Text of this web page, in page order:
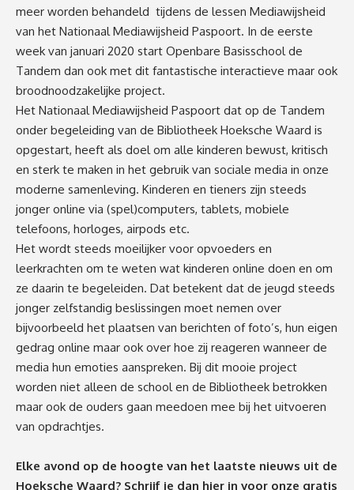
meer worden behandeld tijdens de lessen Mediawijsheid
van het Nationaal Mediawijsheid Paspoort. In de eerste
week van januari 2020 start Openbare Basisschool de
Tandem dan ook met dit fantastische interactieve maar ook
broodnoodzakelijke project.
Het Nationaal Mediawijsheid Paspoort dat op de Tandem
onder begeleiding van de Bibliotheek Hoeksche Waard is
opgestart, heeft als doel om alle kinderen bewust, kritisch
en sterk te maken in het gebruik van sociale media in onze
moderne samenleving. Kinderen en tieners zijn steeds
jonger online via (spel)computers, tablets, mobiele
telefoons, horloges, airpods etc.
Het wordt steeds moeilijker voor opvoeders en
leerkrachten om te weten wat kinderen online doen en om
ze daarin te begeleiden. Dat betekent dat de jeugd steeds
jonger zelfstandig beslissingen moet nemen over
bijvoorbeeld het plaatsen van berichten of foto’s, hun eigen
gedrag online maar ook over hoe zij reageren wanneer de
media hun emoties aanspreken. Bij dit mooie project
worden niet alleen de school en de Bibliotheek betrokken
maar ook de ouders gaan meedoen mee bij het uitvoeren
van opdrachtjes.
Elke avond op de hoogte van het laatste nieuws uit de
Hoeksche Waard? Schrijf je dan hier in voor onze gratis